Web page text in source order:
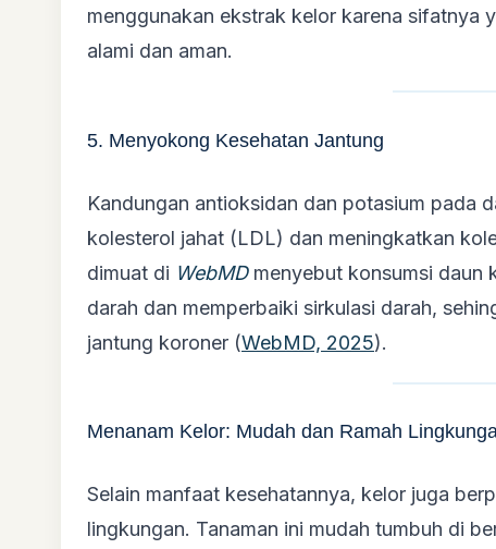
menggunakan ekstrak kelor karena sifatnya
alami dan aman.
5. Menyokong Kesehatan Jantung
Kandungan antioksidan dan potasium pada
kolesterol jahat (LDL) dan meningkatkan
dimuat di WebMDmenyebut konsumsi daun
darah dan memperbaiki sirkulasi darah,
jantung koroner (WebMD, 2025).
Menanam Kelor: Mudah dan Ramah
Selain manfaat kesehatannya, kelor juga
lingkungan. Tanaman ini mudah tumbuh di